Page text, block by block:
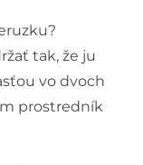
tak, že ju
vo dvoch
prostredník